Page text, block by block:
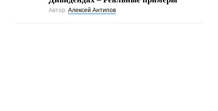
Автор:Алексей Антипов